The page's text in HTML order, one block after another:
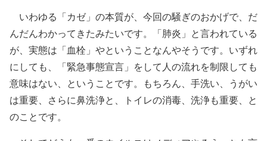
いわゆる「カゼ」の本質が、今回の騒ぎのおかげで、だ
んだんわかってきたみたいです。「肺炎」と言われている
が、実態は「血栓」やということなんやそうです。いずれ
にしても、「緊急事態宣言」をして人の流れを制限しても
意味はない、ということです。もちろん、手洗い、うがい
は重要、さらに鼻洗浄と、トイレの消毒、洗浄も重要、と
のことです。